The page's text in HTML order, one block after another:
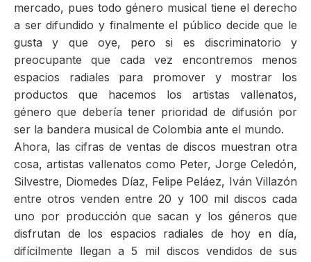
mercado, pues todo género musical tiene el derecho
a ser difundido y finalmente el público decide que le
gusta y que oye, pero si es discriminatorio y
preocupante que cada vez encontremos menos
espacios radiales para promover y mostrar los
productos que hacemos los artistas vallenatos,
género que debería tener prioridad de difusión por
ser la bandera musical de Colombia ante el mundo.
Ahora, las cifras de ventas de discos muestran otra
cosa, artistas vallenatos como Peter, Jorge Celedón,
Silvestre, Diomedes Díaz, Felipe Peláez, Iván Villazón
entre otros venden entre 20 y 100 mil discos cada
uno por producción que sacan y los géneros que
disfrutan de los espacios radiales de hoy en día,
difícilmente llegan a 5 mil discos vendidos de sus